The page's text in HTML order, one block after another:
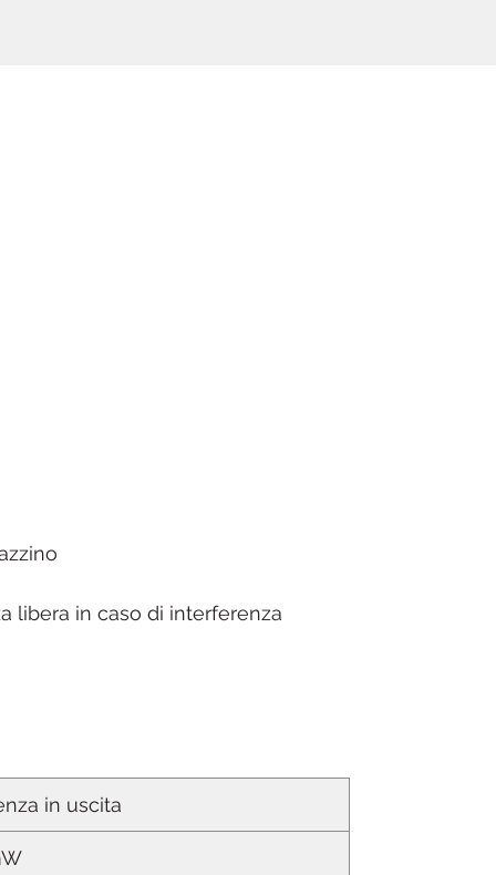
libera in caso di interferenza
in uscita